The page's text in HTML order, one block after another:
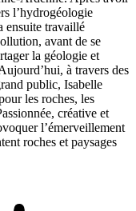
l’hydrogéologie
ensuite travaillé
avant de se
la géologie et
à travers des
public, Isabelle
les roches, les
créative et
l’émerveillement
roches et paysages